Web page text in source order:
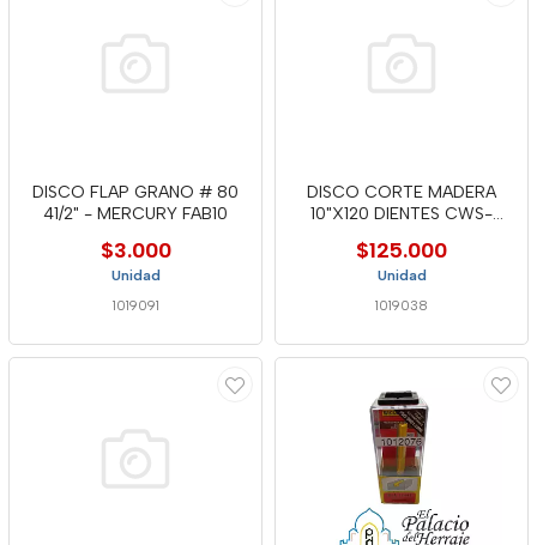
DISCO FLAP GRANO # 80
41/2" - MERCURY FAB10
$3.000
Unidad
1019091
DISCO CORTE MADERA
10"X120 DIENTES CWS-
$125.000
Unidad
1019038